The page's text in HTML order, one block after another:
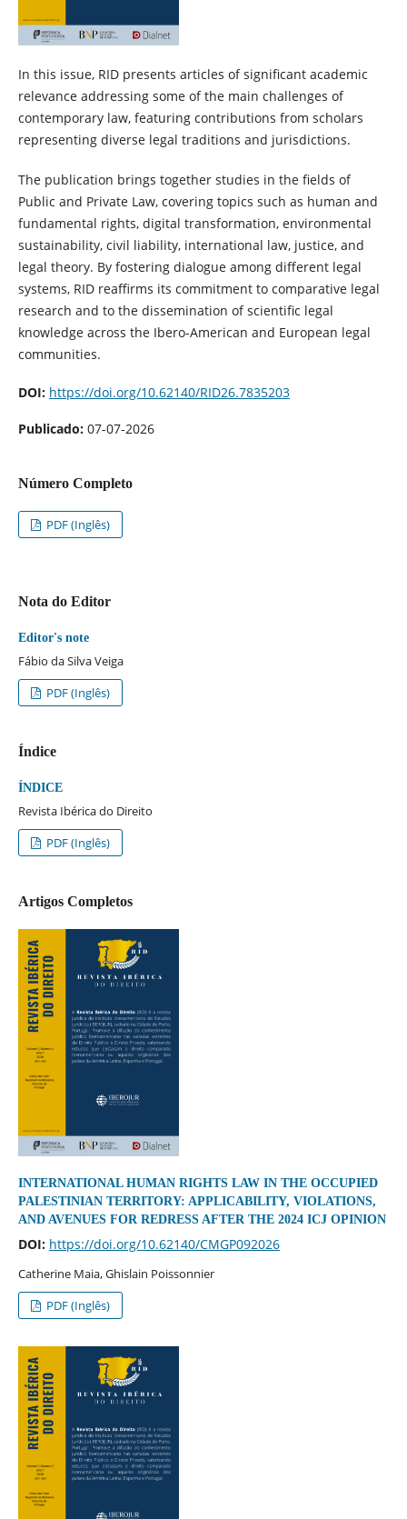
In this issue, RID presents articles of significant academic
relevance addressing some of the main challenges of
contemporary law, featuring contributions from scholars
representing diverse legal traditions and jurisdictions.
The publication brings together studies in the fields of
Public and Private Law, covering topics such as human and
fundamental rights, digital transformation, environmental
sustainability, civil liability, international law, justice, and
legal theory. By fostering dialogue among different legal
systems, RID reaffirms its commitment to comparative legal
research and to the dissemination of scientific legal
knowledge across the Ibero-American and European legal
communities.
DOI: https://doi.org/10.62140/RID26.7835203
Publicado: 07-07-2026
Número Completo
PDF (Inglês)
Nota do Editor
Editor's note
Fábio da Silva Veiga
PDF (Inglês)
Índice
ÍNDICE
Revista Ibérica do Direito
PDF (Inglês)
Artigos Completos
INTERNATIONAL HUMAN RIGHTS LAW IN THE OCCUPIED
PALESTINIAN TERRITORY: APPLICABILITY, VIOLATIONS,
AND AVENUES FOR REDRESS AFTER THE 2024 ICJ OPINION
DOI: https://doi.org/10.62140/CMGP092026
Catherine Maia, Ghislain Poissonnier
PDF (Inglês)